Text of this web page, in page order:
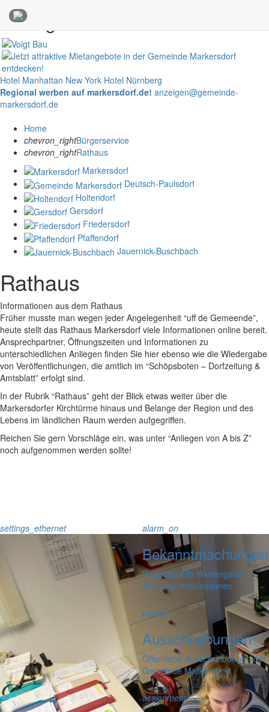
Anzeigen
Hotel Manhattan New York Hotel Nürnberg
Regional werben auf markersdorf.de! anzeigen@gemeinde-
markersdorf.de
Home
chevron_rightBürgerservice
chevron_rightRathaus
Markersdorf
Deutsch-Paulsdorf
Holtendorf
Gersdorf
Friedersdorf
Pfaffendorf
Jauernick-Buschbach
Rathaus
Informationen aus dem Rathaus
Früher musste man wegen jeder Angelegenheit “uff de Gemeende”,
heute stellt das Rathaus Markersdorf viele Informationen online bereit.
Ansprechpartner, Öffnungszeiten und Informationen zu
unterschiedlichen Anliegen finden Sie hier ebenso wie die Wiedergabe
von Veröffentlichungen, die amtlich im “Schöpsboten – Dorfzeitung &
Amtsblatt” erfolgt sind.
In der Rubrik “Rathaus” geht der Blick etwas weiter über die
Markersdorfer Kirchtürme hinaus und Belange der Region und des
Lebens im ländlichen Raum werden aufgegriffen.
Reichen Sie gern Vorschläge ein, was unter “Anliegen von A bis Z”
noch aufgenommen werden sollte!
settings_ethernet alarm_on
Bekanntmachungen
Redaktionelle Wiedergabe
amtlicher Informationen
publish
Ausschreibungen
Öffentliche Ausschreibungen der
Gemeinde Markersdorf
assignment